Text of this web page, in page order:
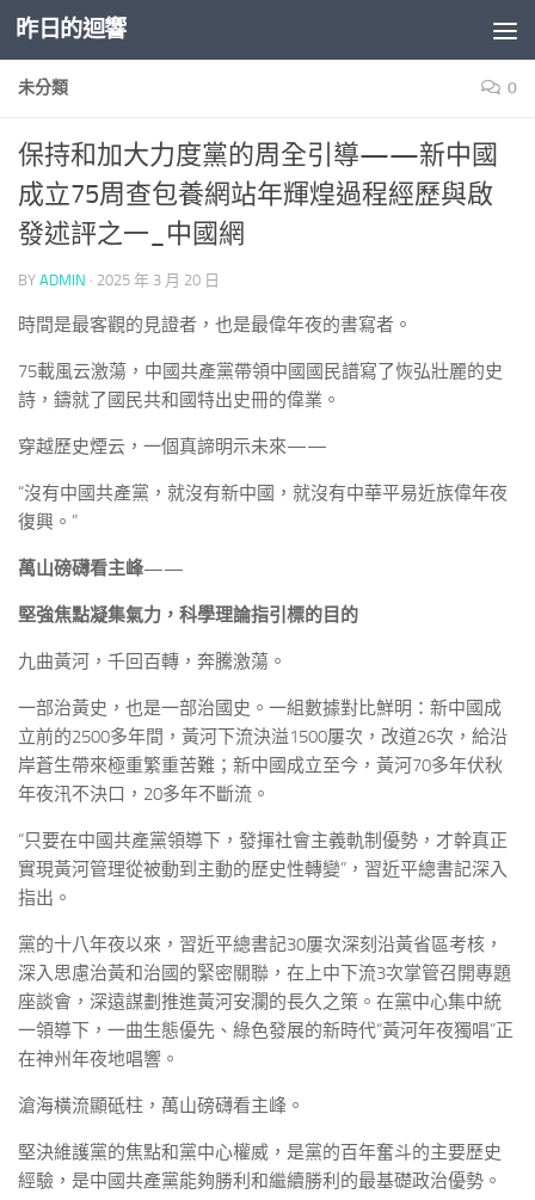
Skip to content
昨日的迴響
未分類 0
保持和加大力度黨的周全引導——新中國
成立75周查包養網站年輝煌過程經歷與啟
發述評之一_中國網
BY ADMIN · 2025 年 3 月 20 日
時間是最客觀的見證者，也是最偉年夜的書寫者。
75載風云激蕩，中國共產黨帶領中國國民譜寫了恢弘壯麗的史
詩，鑄就了國民共和國特出史冊的偉業。
穿越歷史煙云，一個真諦明示未來——
“沒有中國共產黨，就沒有新中國，就沒有中華平易近族偉年夜
復興。”
萬山磅礴看主峰——
堅強焦點凝集氣力，科學理論指引標的目的
九曲黃河，千回百轉，奔騰激蕩。
一部治黃史，也是一部治國史。一組數據對比鮮明：新中國成
立前的2500多年間，黃河下流決溢1500屢次，改道26次，給沿
岸蒼生帶來極重繁重苦難；新中國成立至今，黃河70多年伏秋
年夜汛不決口，20多年不斷流。
“只要在中國共產黨領導下，發揮社會主義軌制優勢，才幹真正
實現黃河管理從被動到主動的歷史性轉變”，習近平總書記深入
指出。
黨的十八年夜以來，習近平總書記30屢次深刻沿黃省區考核，
深入思慮治黃和治國的緊密關聯，在上中下流3次掌管召開專題
座談會，深遠謀劃推進黃河安瀾的長久之策。在黨中心集中統
一領導下，一曲生態優先、綠色發展的新時代“黃河年夜獨唱”正
在神州年夜地唱響。
滄海橫流顯砥柱，萬山磅礴看主峰。
堅決維護黨的焦點和黨中心權威，是黨的百年奮斗的主要歷史
經驗，是中國共產黨能夠勝利和繼續勝利的最基礎政治優勢。